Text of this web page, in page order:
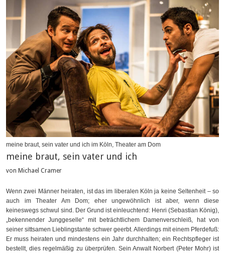
meine braut, sein vater und ich im Köln, Theater am Dom
meine braut, sein vater und ich
von Michael Cramer
Wenn zwei Männer heiraten, ist das im liberalen Köln ja keine Seltenheit – so
auch im Theater Am Dom; eher ungewöhnlich ist aber, wenn diese
keineswegs schwul sind. Der Grund ist einleuchtend: Henri (Sebastian König),
„bekennender Junggeselle“ mit beträchtlichem Damenverschleiß, hat von
seiner sittsamen Lieblingstante schwer geerbt. Allerdings mit einem Pferdefuß:
Er muss heiraten und mindestens ein Jahr durchhalten; ein Rechtspfleger ist
bestellt, dies regelmäßig zu überprüfen. Sein Anwalt Norbert (Peter Mohr) ist